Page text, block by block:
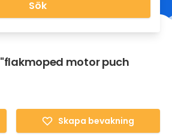
Sök
"flakmoped motor puch
Skapa bevakning